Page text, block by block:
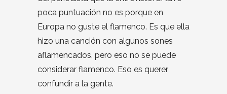
poca puntuación no es porque en
Europa no guste el flamenco. Es que ella
hizo una canción con algunos sones
aflamencados, pero eso no se puede
considerar flamenco. Eso es querer
confundir a la gente.